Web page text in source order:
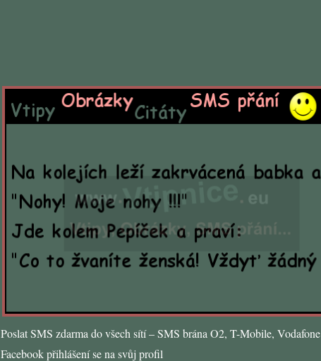
Poslat SMS zdarma do všech sítí – SMS brána O2, T-Mobile, Vodafone
Facebook přihlášení se na svůj profil